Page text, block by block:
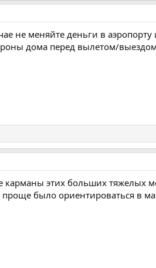
не меняйте деньги в аэропорту
дома перед вылетом/
этих больших тяжелых
было ориентироваться в